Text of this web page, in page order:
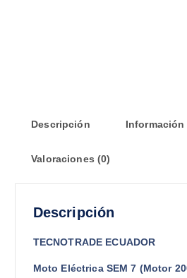
Descripción
Valoraciones (0)
Descripción
TECNOTRADE ECUADOR
Moto Eléctrica SEM 7 (Motor